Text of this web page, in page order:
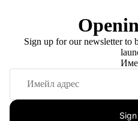
Sign up for our newsletter to